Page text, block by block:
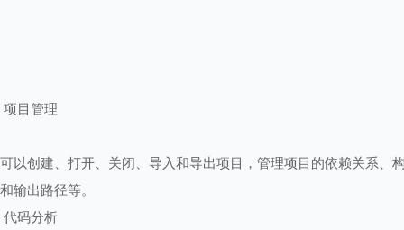
项目管理
可以创建、打开、关闭、导入和导出项目，管理项目的依赖关系、
和输出路径等。
代码分析